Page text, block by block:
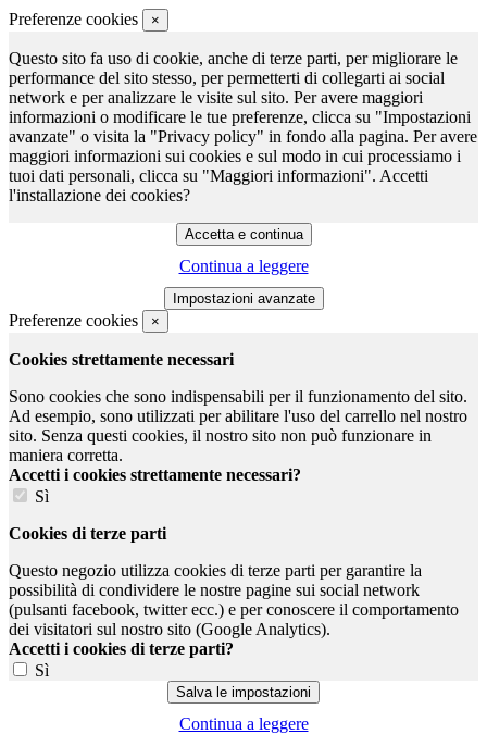
Preferenze cookies ×
Questo sito fa uso di cookie, anche di terze parti, per migliorare le
performance del sito stesso, per permetterti di collegarti ai social
network e per analizzare le visite sul sito. Per avere maggiori
informazioni o modificare le tue preferenze, clicca su "Impostazioni
avanzate" o visita la "Privacy policy" in fondo alla pagina. Per avere
maggiori informazioni sui cookies e sul modo in cui processiamo i
tuoi dati personali, clicca su "Maggiori informazioni". Accetti
l'installazione dei cookies?
Continua a leggere
Preferenze cookies ×
Cookies strettamente necessari
Sono cookies che sono indispensabili per il funzionamento del sito.
Ad esempio, sono utilizzati per abilitare l'uso del carrello nel nostro
sito. Senza questi cookies, il nostro sito non può funzionare in
maniera corretta.
Accetti i cookies strettamente necessari?
Sì
Cookies di terze parti
Questo negozio utilizza cookies di terze parti per garantire la
possibilità di condividere le nostre pagine sui social network
(pulsanti facebook, twitter ecc.) e per conoscere il comportamento
dei visitatori sul nostro sito (Google Analytics).
Accetti i cookies di terze parti?
Sì
Continua a leggere